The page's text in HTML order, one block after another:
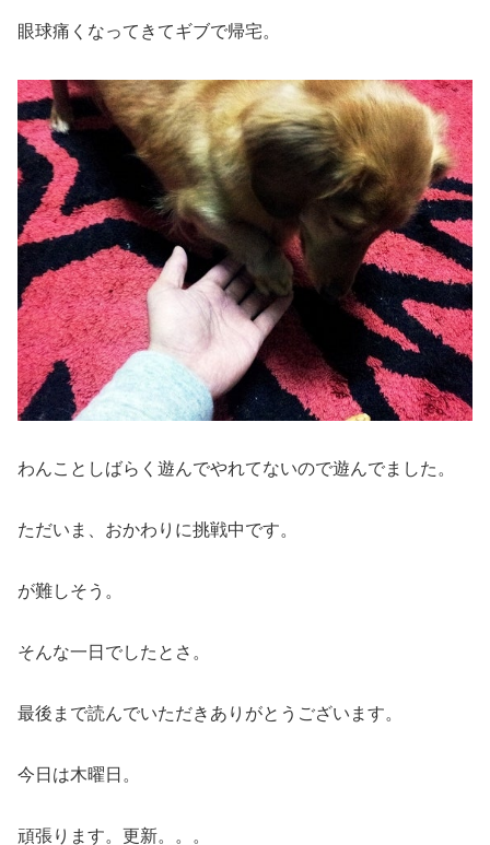
眼球痛くなってきてギブで帰宅。
わんことしばらく遊んでやれてないので遊んでました。
ただいま、おかわりに挑戦中です。
が難しそう。
そんな一日でしたとさ。
最後まで読んでいただきありがとうございます。
今日は木曜日。
頑張ります。更新。。。